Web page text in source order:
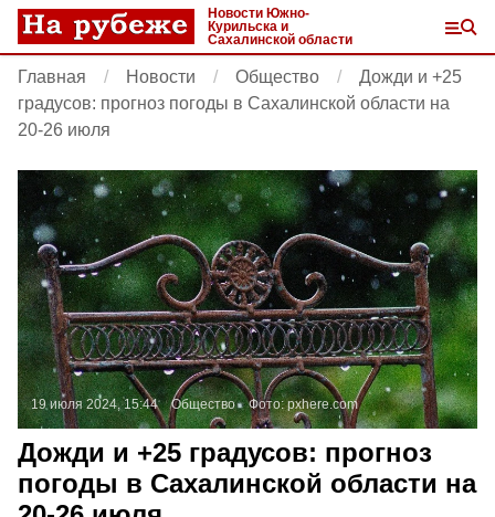
Новости Южно-
Курильска и
Сахалинской области
Главная Новости Общество
Дожди и +25
градусов: прогноз погоды в Сахалинской области на
20-26 июля
19 июля 2024, 15:44 Общество Фото:pxhere.com
Дожди и +25 градусов: прогноз
погоды в Сахалинской области на